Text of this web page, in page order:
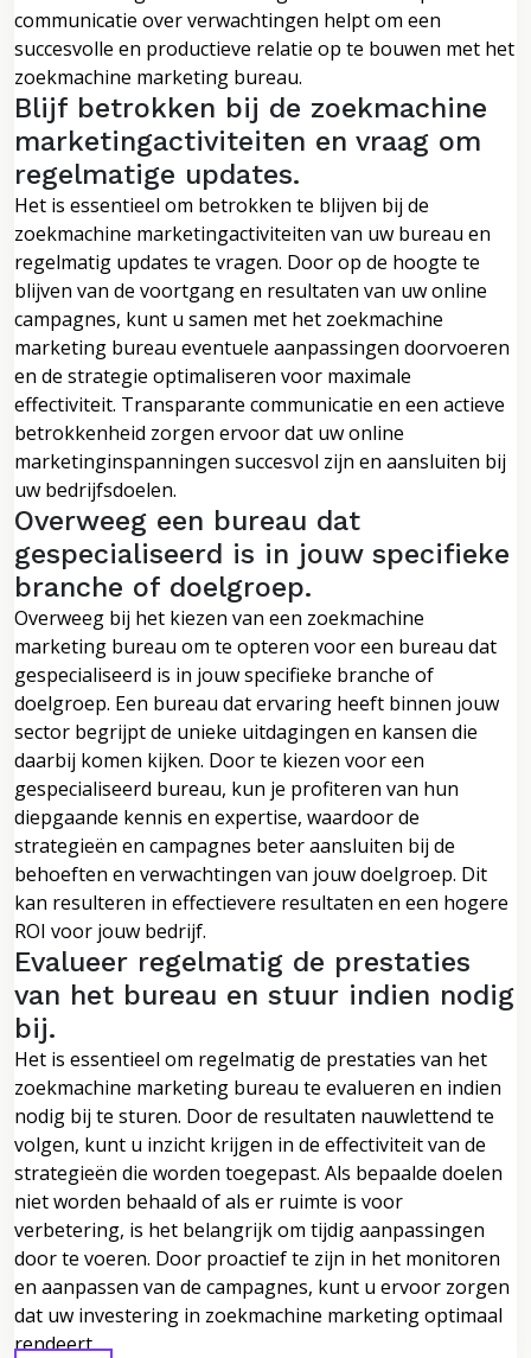
communicatie over verwachtingen helpt om een
succesvolle en productieve relatie op te bouwen met het
zoekmachine marketing bureau.
Blijf betrokken bij de zoekmachine
marketingactiviteiten en vraag om
regelmatige updates.
Het is essentieel om betrokken te blijven bij de
zoekmachine marketingactiviteiten van uw bureau en
regelmatig updates te vragen. Door op de hoogte te
blijven van de voortgang en resultaten van uw online
campagnes, kunt u samen met het zoekmachine
marketing bureau eventuele aanpassingen doorvoeren
en de strategie optimaliseren voor maximale
effectiviteit. Transparante communicatie en een actieve
betrokkenheid zorgen ervoor dat uw online
marketinginspanningen succesvol zijn en aansluiten bij
uw bedrijfsdoelen.
Overweeg een bureau dat
gespecialiseerd is in jouw specifieke
branche of doelgroep.
Overweeg bij het kiezen van een zoekmachine
marketing bureau om te opteren voor een bureau dat
gespecialiseerd is in jouw specifieke branche of
doelgroep. Een bureau dat ervaring heeft binnen jouw
sector begrijpt de unieke uitdagingen en kansen die
daarbij komen kijken. Door te kiezen voor een
gespecialiseerd bureau, kun je profiteren van hun
diepgaande kennis en expertise, waardoor de
strategieën en campagnes beter aansluiten bij de
behoeften en verwachtingen van jouw doelgroep. Dit
kan resulteren in effectievere resultaten en een hogere
ROI voor jouw bedrijf.
Evalueer regelmatig de prestaties
van het bureau en stuur indien nodig
bij.
Het is essentieel om regelmatig de prestaties van het
zoekmachine marketing bureau te evalueren en indien
nodig bij te sturen. Door de resultaten nauwlettend te
volgen, kunt u inzicht krijgen in de effectiviteit van de
strategieën die worden toegepast. Als bepaalde doelen
niet worden behaald of als er ruimte is voor
verbetering, is het belangrijk om tijdig aanpassingen
door te voeren. Door proactief te zijn in het monitoren
en aanpassen van de campagnes, kunt u ervoor zorgen
dat uw investering in zoekmachine marketing optimaal
rendeert.